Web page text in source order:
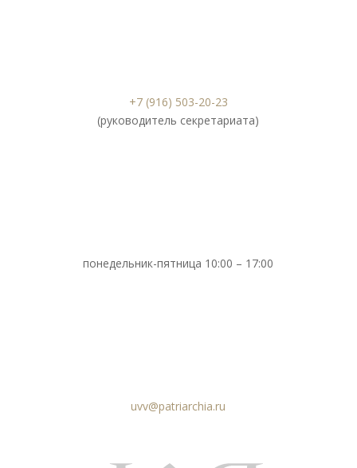
+7 (916) 503-20-23
(руководитель секретариата)
понедельник-пятница 10:00 – 17:00
uvv@patriarchia.ru